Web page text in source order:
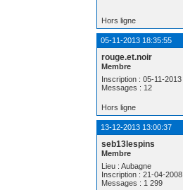
Hors ligne
05-11-2013 18:35:55
rouge.et.noir
Membre
Inscription : 05-11-2013
Messages : 12
Hors ligne
13-12-2013 13:00:37
seb13lespins
Membre
Lieu : Aubagne
Inscription : 21-04-2008
Messages : 1 299